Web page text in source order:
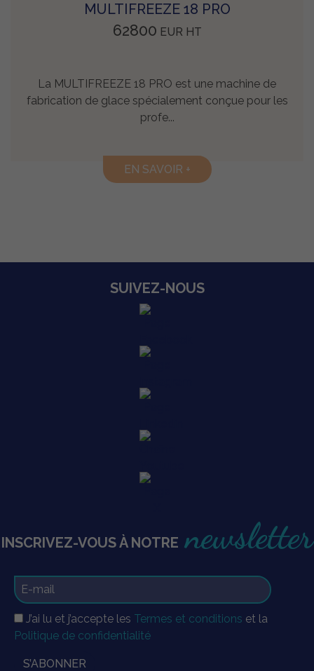
MULTIFREEZE 18 PRO
62800 EUR HT
La MULTIFREEZE 18 PRO est une machine de
fabrication de glace spécialement conçue pour les
profe...
EN SAVOIR +
SUIVEZ-NOUS
INSCRIVEZ-VOUS À NOTREnewsletter
J’ai lu et j’accepte les Termes et conditions et la
Politique de confidentialité
S’ABONNER